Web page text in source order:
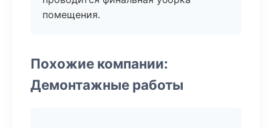
помещения.
Похожие компании:
Демонтажные работы